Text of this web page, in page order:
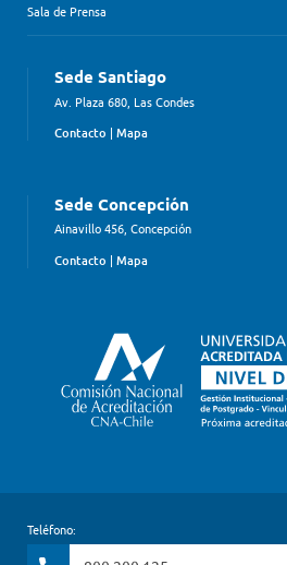
Sala de Prensa
Sede Santiago
Av. Plaza 680, Las Condes
Contacto | Mapa
Sede Concepción
Ainavillo 456, Concepción
Contacto | Mapa
Teléfono: